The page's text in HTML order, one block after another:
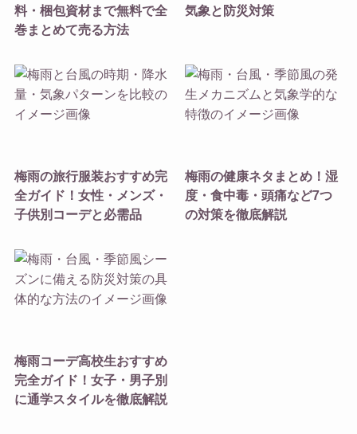
料・梱包資材まで無料で全
巻まとめて売る方法
気象と防災対策
梅雨の旅行服装おすすめ完
全ガイド！女性・メンズ・
子供別コーデと必需品
梅雨の健康ネタまとめ！湿
度・食中毒・頭痛など7つ
の対策を徹底解説
梅雨コーデ高校生おすすめ
完全ガイド！女子・男子別
に通学スタイルを徹底解説